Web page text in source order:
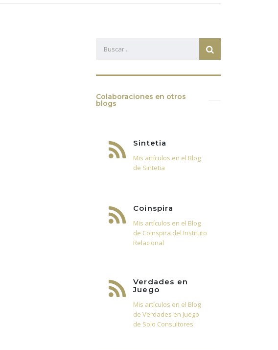
Colaboraciones en otros
blogs
Sintetia
Mis artículos en el Blog
de Sintetia
Coinspira
Mis artículos en el Blog
de Coinspira del Instituto
Relacional
Verdades en
Juego
Mis artículos en el Blog
de Verdades en Juego
de Solo Consultores